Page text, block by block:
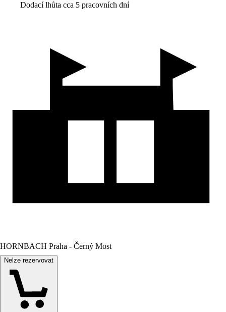
Dodací lhůta cca 5 pracovních dní
HORNBACH Praha - Černý Most
Nelze rezervovat